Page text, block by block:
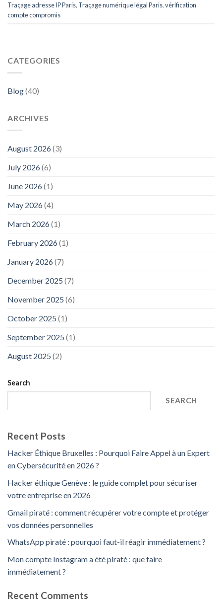
Traçage adresse IP Paris, Traçage numérique légal Paris,vérification
compte compromis
CATEGORIES
Blog(40)
ARCHIVES
August 2026(3)
July 2026(6)
June 2026(1)
May 2026(4)
March 2026(1)
February 2026(1)
January 2026(7)
December 2025 (7)
November 2025 (6)
October 2025 (1)
September 2025 (1)
August 2025 (2)
Search
SEARCH
Recent Posts
Hacker Éthique Bruxelles : Pourquoi Faire Appel à un Expert
en Cybersécurité en 2026 ?
Hacker éthique Genève : le guide complet pour sécuriser
votre entreprise en 2026
Gmail piraté : comment récupérer votre compte et protéger
vos données personnelles
WhatsApp piraté : pourquoi faut-il réagir immédiatement ?
Mon compte Instagram a été piraté : que faire
immédiatement ?
Recent Comments